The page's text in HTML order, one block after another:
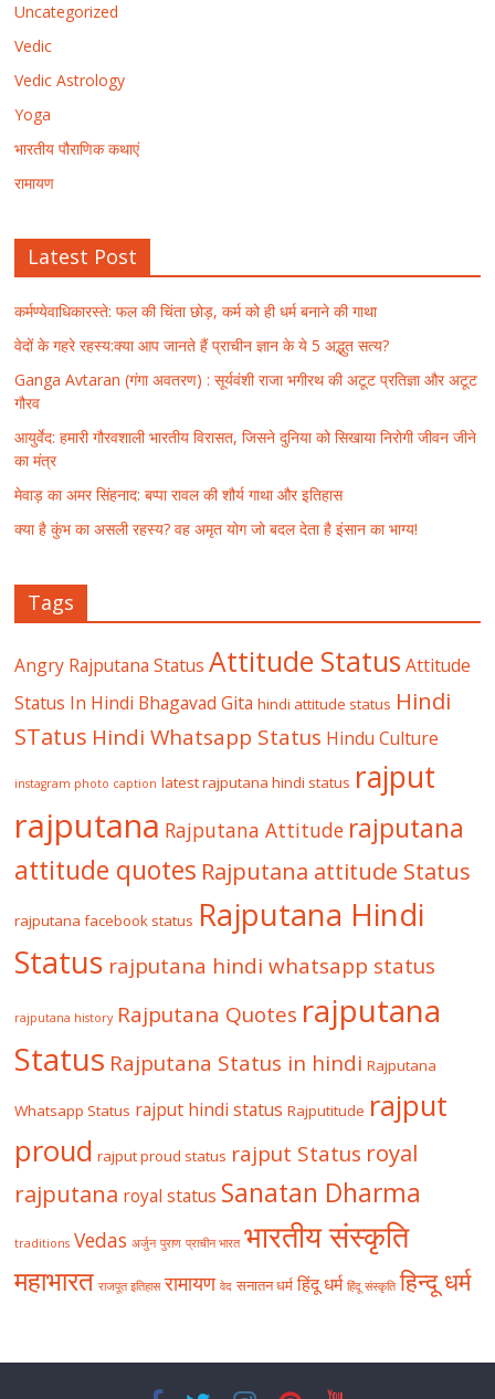
Uncategorized
Vedic
Vedic Astrology
Yoga
भारतीय पौराणिक कथाएं
रामायण
Latest Post
कर्मण्येवाधिकारस्ते: फल की चिंता छोड़, कर्म को ही धर्म बनाने की गाथा
वेदों के गहरे रहस्य:क्या आप जानते हैं प्राचीन ज्ञान के ये 5 अद्भुत सत्य?
Ganga Avtaran (गंगा अवतरण) : सूर्यवंशी राजा भगीरथ की अटूट प्रतिज्ञा और अटूट
गौरव
आयुर्वेद: हमारी गौरवशाली भारतीय विरासत, जिसने दुनिया को सिखाया निरोगी जीवन जीने
का मंत्र
मेवाड़ का अमर सिंहनाद: बप्पा रावल की शौर्य गाथा और इतिहास
क्या है कुंभ का असली रहस्य? वह अमृत योग जो बदल देता है इंसान का भाग्य!
Tags
Angry Rajputana Status Attitude Status Attitude
Status In Hindi Bhagavad Gita hindi attitude status Hindi
STatus Hindi Whatsapp Status Hindu Culture
instagram photo caption latest rajputana hindi status rajput
rajputana Rajputana Attitude rajputana
attitude quotes Rajputana attitude Status
rajputana facebook status Rajputana Hindi
Status rajputana hindi whatsapp status
rajputana history Rajputana Quotes rajputana
Status Rajputana Status in hindi Rajputana
Whatsapp Status rajput hindi status Rajputitude rajput
proud rajput proud status rajput Status royal
rajputana royal status Sanatan Dharma
traditions Vedas अर्जुन पुराण प्राचीन भारत भारतीय संस्कृति
महाभारत राजपूत इतिहास रामायण वेद सनातन धर्म हिंदू धर्म हिंदू संस्कृति हिन्दू धर्म